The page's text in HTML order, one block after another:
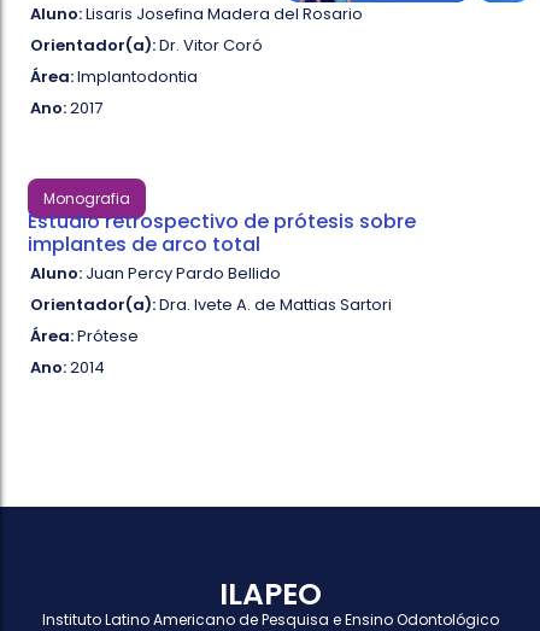
Aluno:Lisaris Josefina Madera del Rosario
Orientador(a):Dr. Vitor Coró
Área:Implantodontia
Ano:2017
Monografia
Estúdio retrospectivo de prótesis sobre
implantes de arco total
Aluno: Juan Percy Pardo Bellido
Orientador(a):Dra. Ivete A. de Mattias Sartori
Área:Prótese
Ano:2014
ILAPEO
Instituto Latino Americano de Pesquisa e Ensino Odontológico